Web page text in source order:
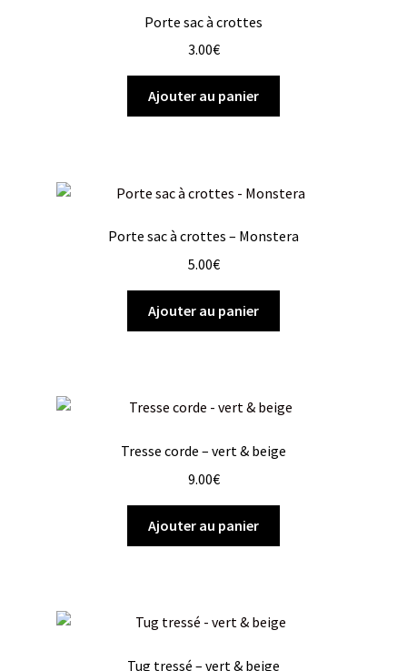
Porte sac à crottes
3.00€
Ajouter au panier
Porte sac à crottes – Monstera
5.00€
Ajouter au panier
Tresse corde – vert & beige
9.00€
Ajouter au panier
Tug tressé – vert & beige